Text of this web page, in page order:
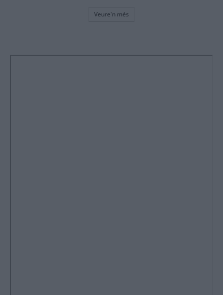
Veure'n més